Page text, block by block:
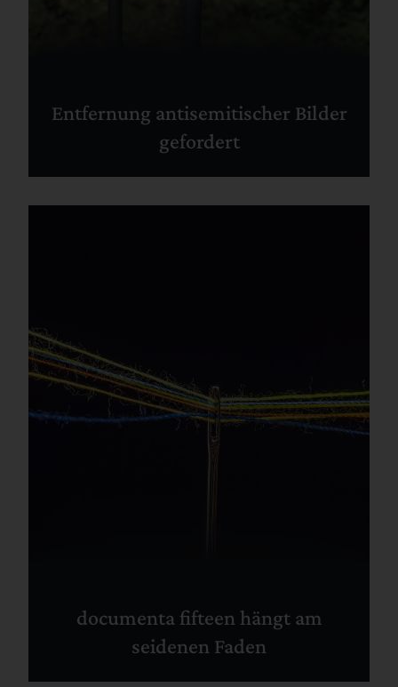
Entfernung antisemitischer Bilder
gefordert
documenta fifteen hängt am
seidenen Faden